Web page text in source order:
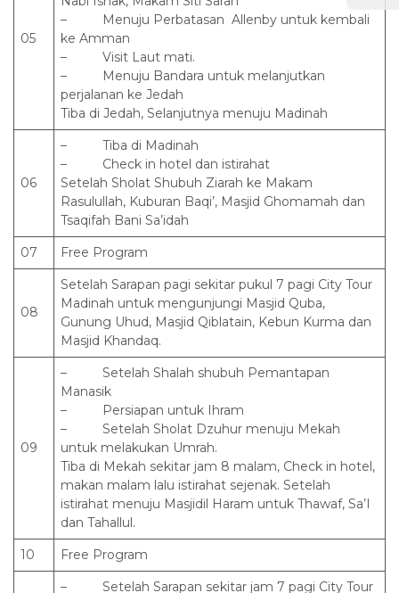
05
– Menuju Perbatasan Allenby untuk kembali
ke Amman
– Visit Laut mati.
– Menuju Bandara untuk melanjutkan
perjalanan ke Jedah
Tiba di Jedah, Selanjutnya menuju Madinah
06
– Tiba di Madinah
– Check in hotel dan istirahat
Setelah Sholat Shubuh Ziarah ke Makam
Rasulullah, Kuburan Baqi’, Masjid Ghomamah dan
Tsaqifah Bani Sa’idah
07
Free Program
08
Setelah Sarapan pagi sekitar pukul 7 pagi City Tour
Madinah untuk mengunjungi Masjid Quba,
Gunung Uhud, Masjid Qiblatain, Kebun Kurma dan
Masjid Khandaq.
09
– Setelah Shalah shubuh Pemantapan
Manasik
– Persiapan untuk Ihram
– Setelah Sholat Dzuhur menuju Mekah
untuk melakukan Umrah.
Tiba di Mekah sekitar jam 8 malam, Check in hotel,
makan malam lalu istirahat sejenak. Setelah
istirahat menuju Masjidil Haram untuk Thawaf, Sa’I
dan Tahallul.
10
Free Program
– Setelah Sarapan sekitar jam 7 pagi City Tour